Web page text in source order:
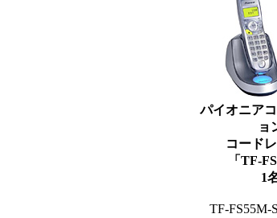
パイオニア
ョ
コード
「TF-
1
TF-FS55M-